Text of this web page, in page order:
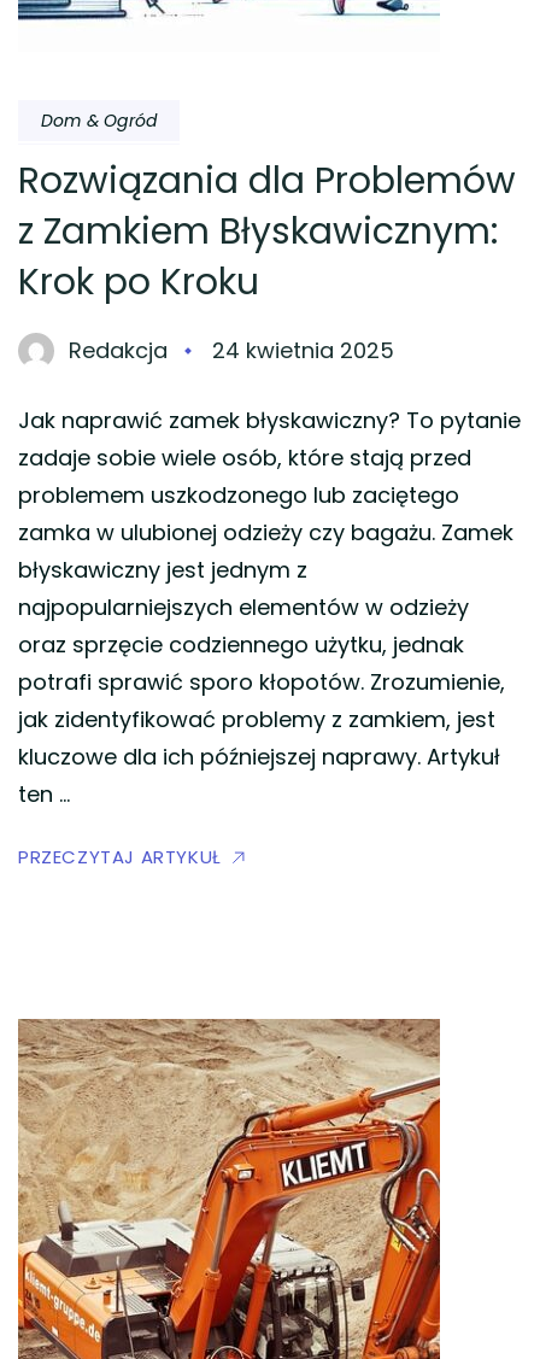
Dom & Ogród
Rozwiązania dla Problemów
z Zamkiem Błyskawicznym:
Krok po Kroku
Redakcja 24 kwietnia 2025
Jak naprawić zamek błyskawiczny? To pytanie
zadaje sobie wiele osób, które stają przed
problemem uszkodzonego lub zaciętego
zamka w ulubionej odzieży czy bagażu. Zamek
błyskawiczny jest jednym z
najpopularniejszych elementów w odzieży
oraz sprzęcie codziennego użytku, jednak
potrafi sprawić sporo kłopotów. Zrozumienie,
jak zidentyfikować problemy z zamkiem, jest
kluczowe dla ich późniejszej naprawy. Artykuł
ten …
PRZECZYTAJ ARTYKUŁ